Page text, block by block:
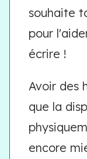
souhaite
pour
écrire !
Avoir des
que la
encore